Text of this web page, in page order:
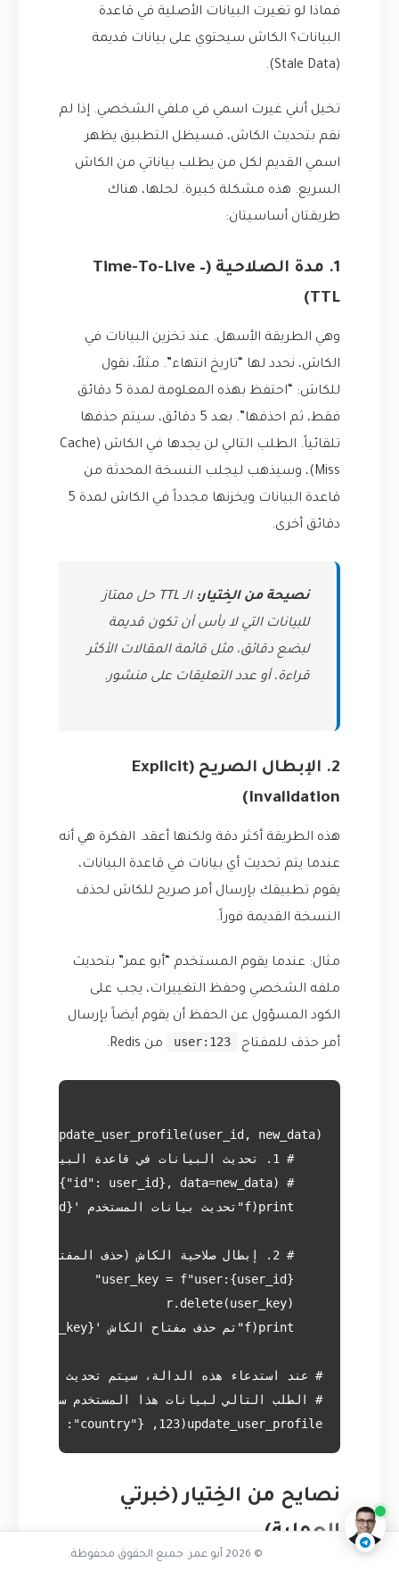
فماذا لو تغيرت البيانات الأصلية في قاعدة
البيانات؟ الكاش سيحتوي على بيانات قديمة
(Stale Data).
تخيل أنني غيرت اسمي في ملفي الشخصي. إذا لم
نقم بتحديث الكاش، فسيظل التطبيق يظهر
اسمي القديم لكل من يطلب بياناتي من الكاش
السريع. هذه مشكلة كبيرة. لحلها، هناك
طريقتان أساسيتان:
1. مدة الصلاحية (Time-To-Live –
TTL)
وهي الطريقة الأسهل. عند تخزين البيانات في
الكاش، نحدد لها “تاريخ انتهاء”. مثلاً، نقول
للكاش: “احتفظ بهذه المعلومة لمدة 5 دقائق
فقط، ثم احذفها”. بعد 5 دقائق، سيتم حذفها
تلقائياً. الطلب التالي لن يجدها في الكاش (Cache
Miss)، وسيذهب ليجلب النسخة المحدثة من
قاعدة البيانات ويخزنها مجدداً في الكاش لمدة 5
دقائق أخرى.
نصيحة من الخِتيار:
الـ TTL حل ممتاز
للبيانات التي لا بأس أن تكون قديمة
لبضع دقائق، مثل قائمة المقالات الأكثر
قراءة، أو عدد التعليقات على منشور.
2. الإبطال الصريح (Explicit
Invalidation)
هذه الطريقة أكثر دقة ولكنها أعقد. الفكرة هي أنه
عندما يتم تحديث أي بيانات في قاعدة البيانات،
يقوم تطبيقك بإرسال أمر صريح للكاش لحذف
النسخة القديمة فوراً.
مثال: عندما يقوم المستخدم “أبو عمر” بتحديث
ملفه الشخصي وحفظ التغييرات، يجب على
الكود المسؤول عن الحفظ أن يقوم أيضاً بإرسال
أمر حذف للمفتاح
user:123 من Redis.
update_user_profile(123, {"country": "القدس، فلسطين"})
نصايح من الخِتيار (خبرتي
العملية)
© 2026 أبو عمر. جميع الحقوق محفوظة.